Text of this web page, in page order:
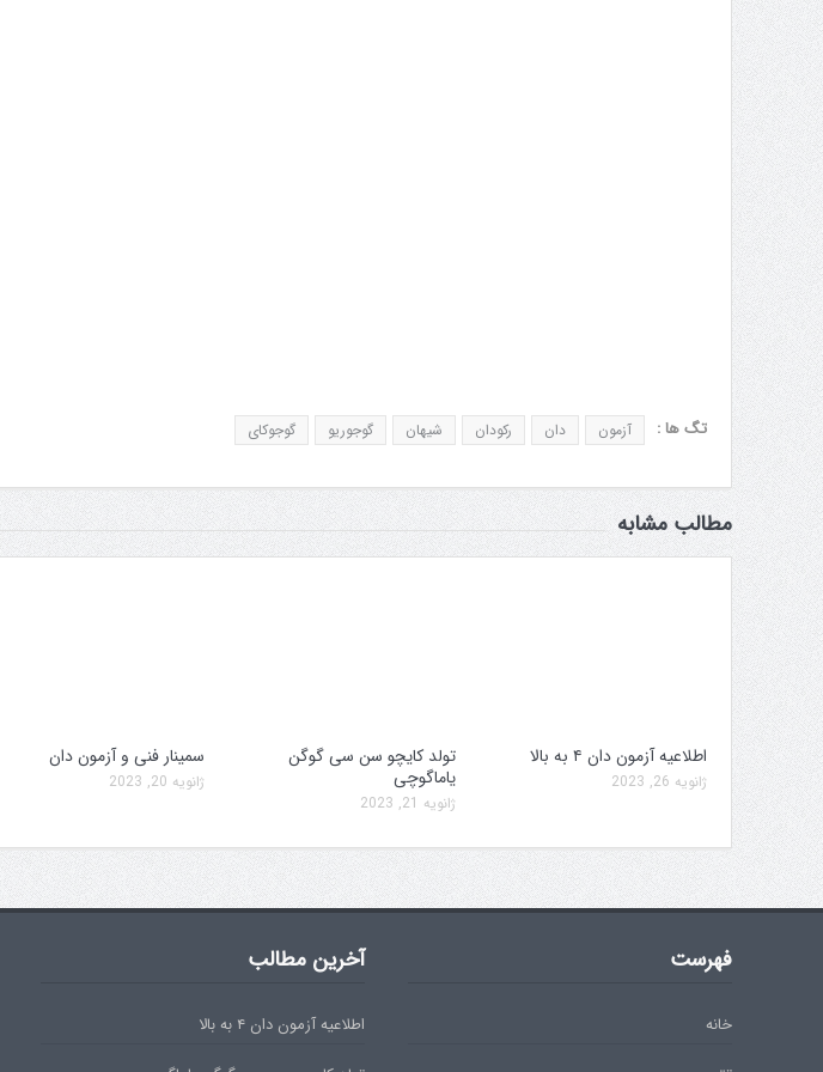
تگ ها : آزمون دان رکودان شیهان گوجوریو گوجوکای
مطالب مشابه
اطلاعیه آزمون دان ۴ به بالا
ژانویه 26, 2023
تولد کایچو سن سی گوگن
یاماگوچی
ژانویه 21, 2023
سمینار فنی و آزمون دان
ژانویه 20, 2023
فهرست
خانه
آخرین مطالب
اطلاعیه آزمون دان ۴ به بالا